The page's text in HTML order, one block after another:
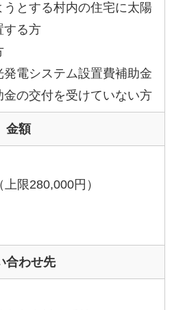
とする村内の住宅に太陽
する方
電システム設置費補助金
の交付を受けていない方
金額
限280,000円）
合わせ先